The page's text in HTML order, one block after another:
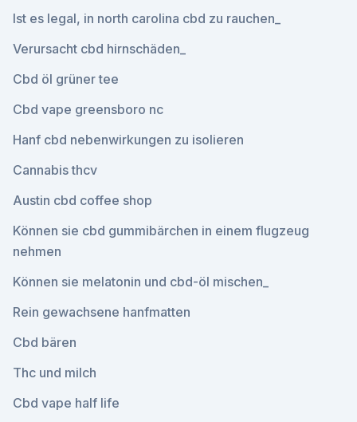
Ist es legal, in north carolina cbd zu rauchen_
Verursacht cbd hirnschäden_
Cbd öl grüner tee
Cbd vape greensboro nc
Hanf cbd nebenwirkungen zu isolieren
Cannabis thcv
Austin cbd coffee shop
Können sie cbd gummibärchen in einem flugzeug
nehmen
Können sie melatonin und cbd-öl mischen_
Rein gewachsene hanfmatten
Cbd bären
Thc und milch
Cbd vape half life